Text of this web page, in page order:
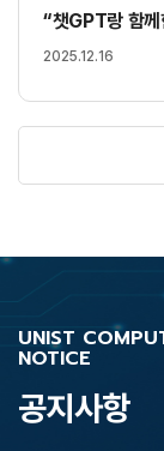
“챗GPT랑 함
2025.12.16
UNIST
NOTICE
공지사항